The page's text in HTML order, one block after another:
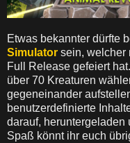
Etwas bekannter dürfte
Simulator sein, welcher
Full Release gefeiert
über 70 Kreaturen
gegeneinander
benutzerdefinierte
darauf, heruntergeladen
Spaß könnt ihr euch